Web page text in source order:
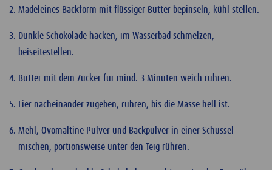
Madeleines Backform mit flüssiger Butter bepinseln, kühl stellen.
Dunkle Schokolade hacken, im Wasserbad schmelzen,
beiseitestellen.
Butter mit dem Zucker für mind. 3 Minuten weich rühren.
Eier nacheinander zugeben, rühren, bis die Masse hell ist.
Mehl, Ovomaltine Pulver und Backpulver in einer Schüssel
mischen, portionsweise unter den Teig rühren.